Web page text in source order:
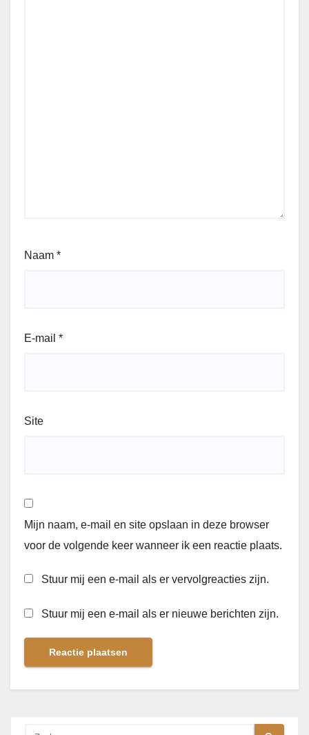
Naam *
E-mail *
Site
Mijn naam, e-mail en site opslaan in deze browser
voor de volgende keer wanneer ik een reactie plaats.
Stuur mij een e-mail als er vervolgreacties zijn.
Stuur mij een e-mail als er nieuwe berichten zijn.